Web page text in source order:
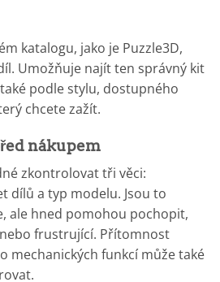
katalogu, jako je Puzzle3D,
Umožňuje najít ten správný kit
podle stylu, dostupného
chcete zažít.
nákupem
zkontrolovat tři věci:
dílů a typ modelu. Jsou to
ale hned pomohou pochopit,
frustrující. Přítomnost
mechanických funkcí může také